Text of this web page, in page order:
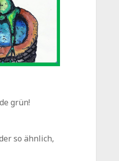
grün!
so ähnlich,